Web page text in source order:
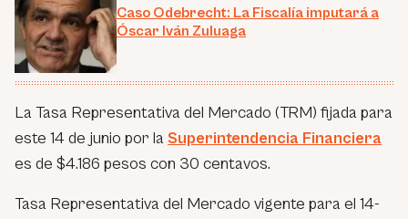
Caso Odebrecht: La Fiscalía imputará a
Óscar Iván Zuluaga
La Tasa Representativa del Mercado (TRM) fijada para
este 14 de junio por la Superintendencia Financiera
es de $4.186 pesos con 30 centavos.
Tasa Representativa del Mercado vigente para el 14-